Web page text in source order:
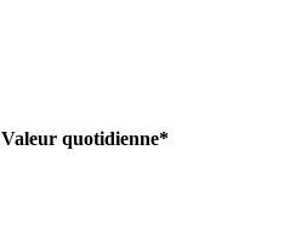
Valeur quotidienne*